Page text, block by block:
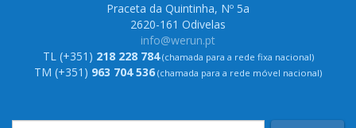
Praceta da Quintinha, Nº 5a
2620-161 Odivelas
info@werun.pt
TL (+351) 218 228 784(chamada para a rede fixa nacional)
TM (+351) 963 704 536 (chamada para a rede móvel nacional)